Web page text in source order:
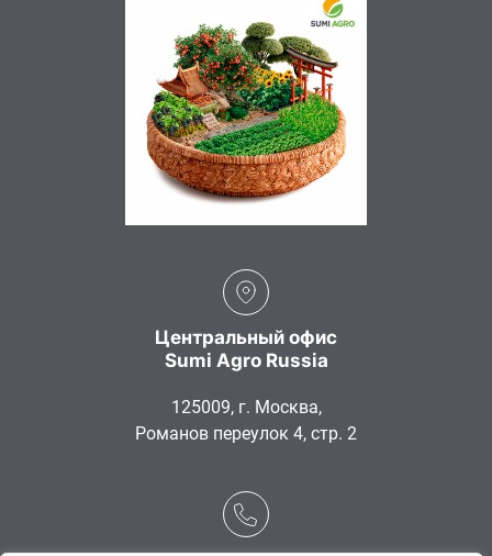
Центральный офис
Sumi Agro Russia
125009, г. Москва,
Романов переулок 4, стр. 2